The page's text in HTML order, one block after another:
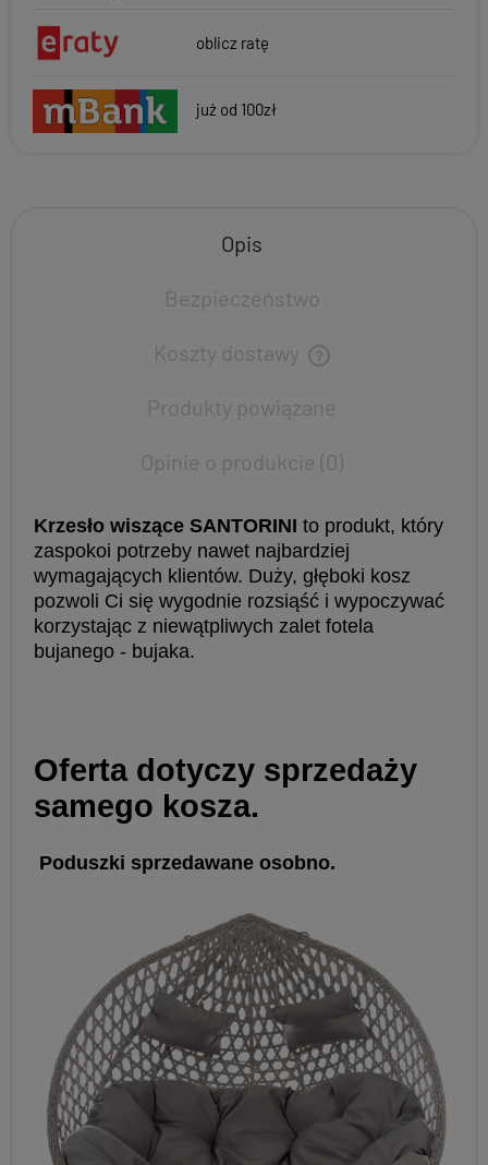
oblicz ratę
już od 100zł
Opis
Bezpieczeństwo
Koszty dostawy
Produkty powiązane
Opinie o produkcie (0)
Krzesło wiszące SANTORINI to produkt, który
zaspokoi potrzeby nawet najbardziej
wymagających klientów. Duży, głęboki kosz
pozwoli Ci się wygodnie rozsiąść i wypoczywać
korzystając z niewątpliwych zalet fotela
bujanego - bujaka.
Oferta dotyczy sprzedaży
samego kosza.
Poduszki sprzedawane osobno.